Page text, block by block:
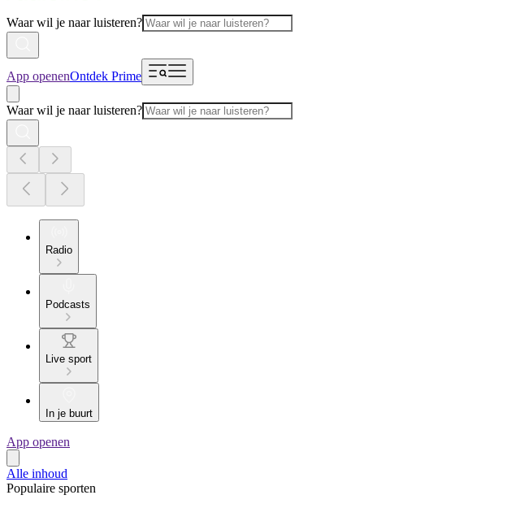
Waar wil je naar luisteren?
App openenOntdek Prime
Waar wil je naar luisteren?
Radio
Podcasts
Live sport
In je buurt
App openen
Alle inhoud
Populaire sporten